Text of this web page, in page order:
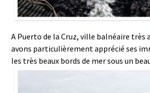
A Puerto de la Cruz, ville balnéaire très
avons particulièrement apprécié ses
les très beaux bords de mer sous un